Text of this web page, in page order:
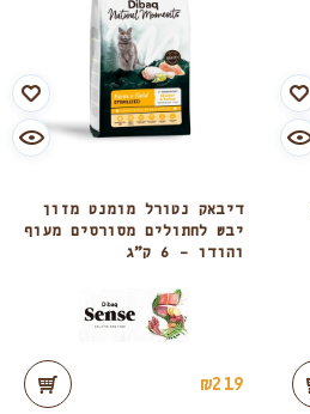
דיבאק נטורל מומנט מזון
יבש לחתולים מסורסים מעוף
והודו – 6 ק”ג
₪219